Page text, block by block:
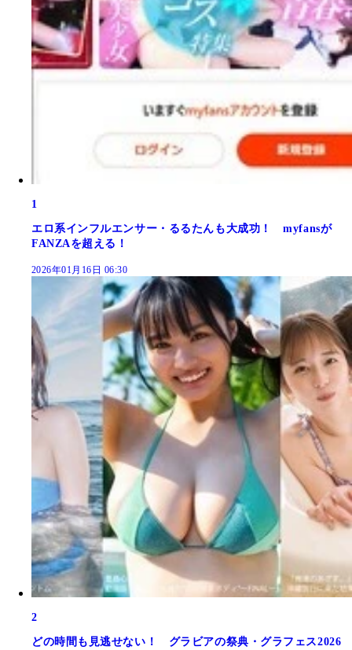
1
エロ系インフルエンサー・るるたんも大成功！ myfansが
FANZAを超える！
2026年01月16日 06:30
2
どの時間も見逃せない！ グラビアの祭典・グラフェス2026